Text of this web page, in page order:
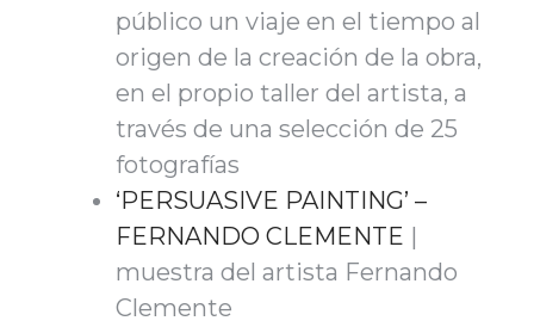
público un viaje en el tiempo al
origen de la creación de la obra,
en el propio taller del artista, a
través de una selección de 25
fotografías
‘PERSUASIVE PAINTING’ –
FERNANDO CLEMENTE |
muestra del artista Fernando
Clemente